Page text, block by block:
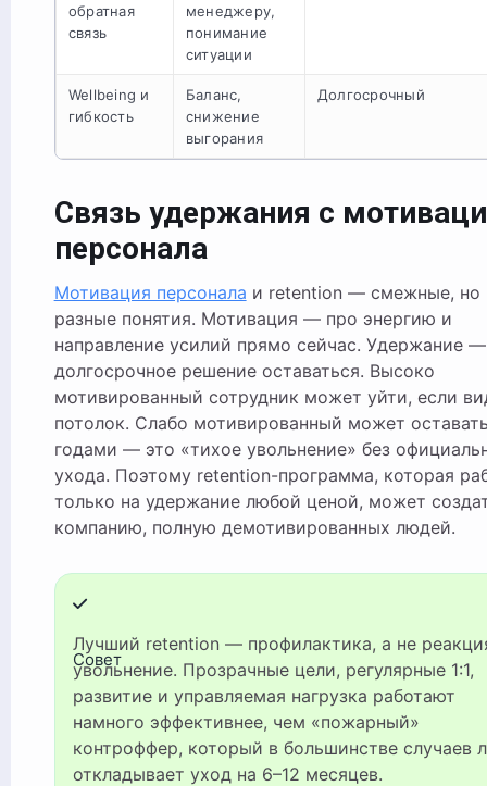
обратная
связь
менеджеру,
понимание
ситуации
Wellbeing и
гибкость
Баланс,
снижение
выгорания
Долгосрочный
Связь удержания с
персонала
Мотивация персонала и retention — смежные, но
разные понятия. Мотивация — про энергию и
направление усилий прямо сейчас. Удержание
долгосрочное решение оставаться. Высоко
мотивированный сотрудник может уйти, если
потолок. Слабо мотивированный может
годами — это «тихое увольнение» без
ухода. Поэтому retention-программа, которая
только на удержание любой ценой, может
компанию, полную демотивированных людей.
Совет
Лучший retention — профилактика, а не реакция на
увольнение. Прозрачные цели, регулярные 1:1,
развитие и управляемая нагрузка работают
намного эффективнее, чем «пожарный»
контроффер, который в большинстве случаев
откладывает уход на 6–12 месяцев.